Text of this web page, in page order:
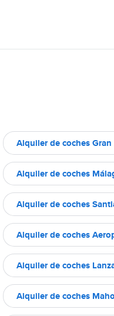
Alquiler de coches Gran
Alquiler de coches
Alquiler de coches
Alquiler de coches
Alquiler de coches
Alquiler de coches